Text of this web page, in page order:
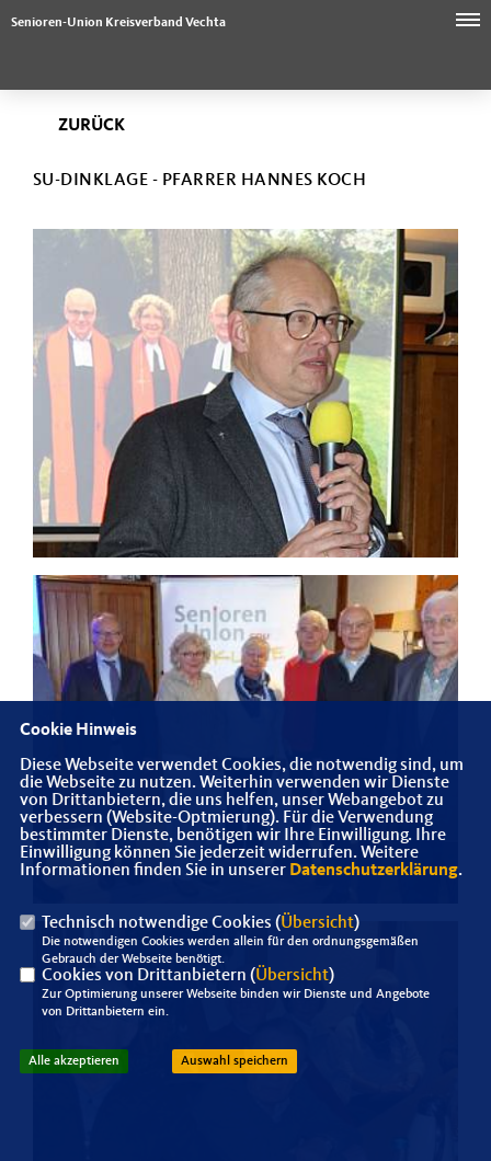
Senioren-Union Kreisverband Vechta
ZURÜCK
SU-DINKLAGE - PFARRER HANNES KOCH
Cookie Hinweis
Diese Webseite verwendet Cookies, die notwendig sind, um
die Webseite zu nutzen. Weiterhin verwenden wir Dienste
von Drittanbietern, die uns helfen, unser Webangebot zu
verbessern (Website-Optmierung). Für die Verwendung
bestimmter Dienste, benötigen wir Ihre Einwilligung. Ihre
Einwilligung können Sie jederzeit widerrufen. Weitere
Informationen finden Sie in unserer Datenschutzerklärung.
Technisch notwendige Cookies (Übersicht)
Die notwendigen Cookies werden allein für den ordnungsgemäßen
Gebrauch der Webseite benötigt.
Cookies von Drittanbietern (Übersicht)
Zur Optimierung unserer Webseite binden wir Dienste und Angebote
von Drittanbietern ein.
Alle akzeptieren Auswahl speichern